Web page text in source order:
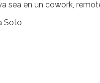
sea en un cowork,
Soto